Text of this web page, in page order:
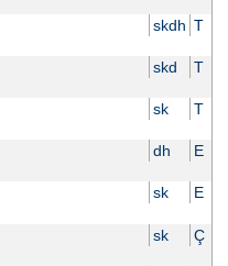
skdh T
skd T
sk T
dh E
sk E
sk Ç